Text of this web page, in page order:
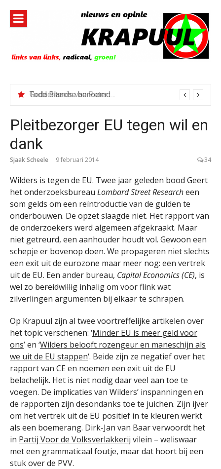
inhoud
Todd Blanche benoemd tot Attorney General
Pleitbezorger EU tegen wil en
dank
Sjaak Scheele 9 februari 2014 34
Wilders is tegen de EU. Twee jaar geleden bood Geert
het onderzoeksbureau Lombard Street Researcheen
som gelds om een reïntroductie van de gulden te
onderbouwen. De opzet slaagde niet. Het rapport van
de onderzoekers werd algemeen afgekraakt. Maar
niet getreurd, een aanhouder houdt vol. Gewoon een
schepje er bovenop doen. We propageren niet slechts
een exit uit de eurozone maar meer nog: een vertrek
uit de EU. Een ander bureau, Capital Economics (CE), is
wel zo bereidwillig inhalig om voor flink wat
zilverlingen argumenten bij elkaar te schrapen.
Op Krapuul zijn al twee voortreffelijke artikelen over
het topic verschenen: ‘Minder EU is meer geld voor
ons’ en ‘Wilders belooft rozengeur en maneschijn als
we uit de EU stappen‘. Beide zijn ze negatief over het
rapport van CE en noemen een exit uit de EU
belachelijk. Het is niet nodig daar veel aan toe te
voegen. De implicaties van Wilders’ inspanningen en
de rapporten zijn desondanks toe te juichen. Zijn ijver
om het vertrek uit de EU positief in te kleuren werkt
als een boemerang. Dirk-Jan van Baar verwoordt het
in Partij Voor de Volksverlakkerij vilein – weliswaar
met een grammaticaal foutje, maar dat hoort bij een
stuk over de PVV.